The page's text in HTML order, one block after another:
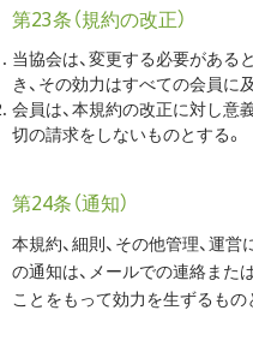
第23条（規約の改正）
当協会は、変更する必要がある
き、その効力はすべての会員に
会員は、本規約の改正に対し意
切の請求をしないものとする。
第24条（通知）
本規約、細則、その他管理、運
の通知は、メールでの連絡また
ことをもって効力を生ずるもの